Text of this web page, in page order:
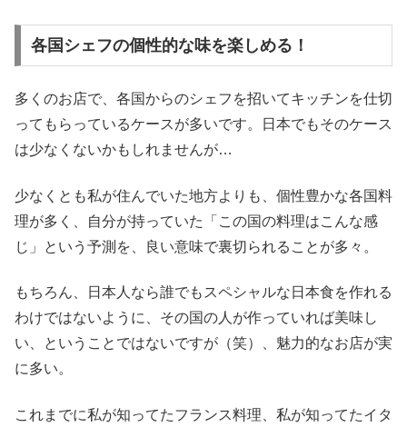
各国シェフの個性的な味を楽しめる！
多くのお店で、各国からのシェフを招いてキッチンを仕切
ってもらっているケースが多いです。日本でもそのケース
は少なくないかもしれませんが…
少なくとも私が住んでいた地方よりも、個性豊かな各国料
理が多く、自分が持っていた「この国の料理はこんな感
じ」という予測を、良い意味で裏切られることが多々。
もちろん、日本人なら誰でもスペシャルな日本食を作れる
わけではないように、その国の人が作っていれば美味し
い、ということではないですが（笑）、魅力的なお店が実
に多い。
これまでに私が知ってたフランス料理、私が知ってたイタ